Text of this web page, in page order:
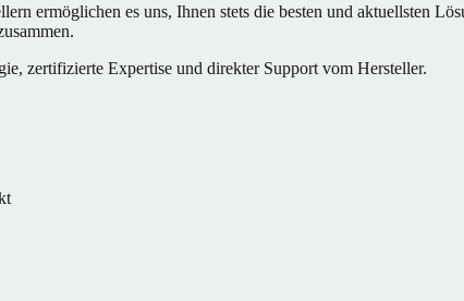
ermöglichen es uns, Ihnen stets die besten und aktuellsten
zertifizierte Expertise und direkter Support vom Hersteller.